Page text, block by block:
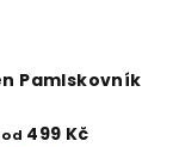
Pamlskovník
od 499 Kč